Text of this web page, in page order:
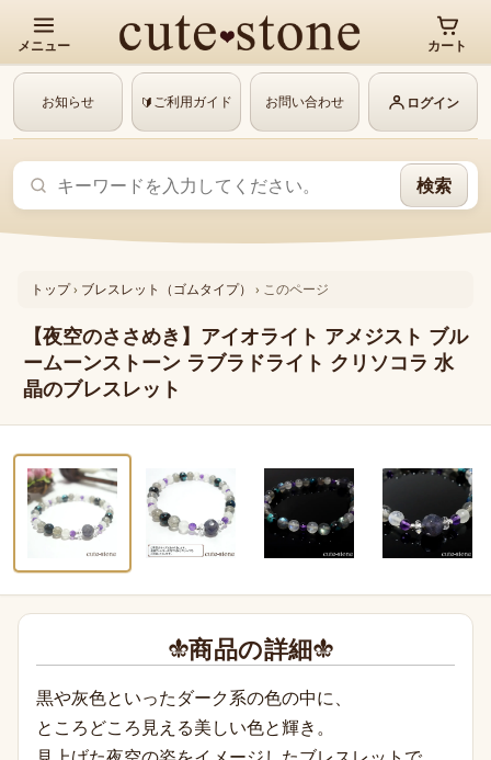
メニュー カート
お知らせ 🔰ご利用ガイド お問い合わせ ログイン
検索
トップ› ブレスレット（ゴムタイプ） › このページ
【夜空のささめき】アイオライト アメジスト ブル
ームーンストーン ラブラドライト クリソコラ 水
晶のブレスレット
‹
1 / 8
商品の詳細
黒や灰色といったダーク系の色の中に、
ところどころ見える美しい色と輝き。